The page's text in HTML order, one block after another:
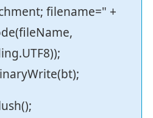
filename=" +